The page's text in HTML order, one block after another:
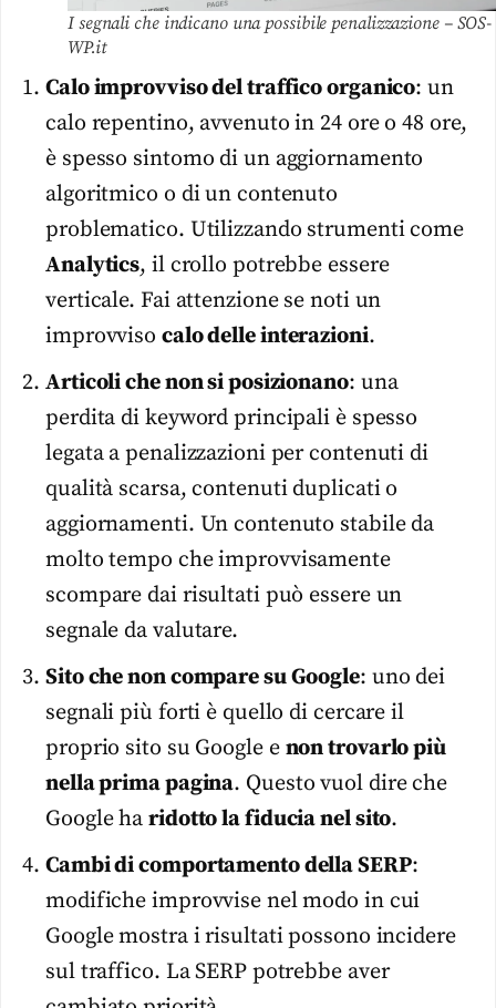
I segnali che indicano una possibile penalizzazione – SOS-
WP.it
Calo improvviso del traffico organico: un
calo repentino, avvenuto in 24 ore o 48 ore,
è spesso sintomo di un aggiornamento
algoritmico o di un contenuto
problematico. Utilizzando strumenti come
Analytics, il crollo potrebbe essere
verticale. Fai attenzione se noti un
improvviso calo delle interazioni.
Articoli che non si posizionano: una
perdita di keyword principali è spesso
legata a penalizzazioni per contenuti di
qualità scarsa, contenuti duplicati o
aggiornamenti. Un contenuto stabile da
molto tempo che improvvisamente
scompare dai risultati può essere un
segnale da valutare.
Sito che non compare su Google: uno dei
segnali più forti è quello di cercare il
proprio sito su Google e non trovarlo più
nella prima pagina. Questo vuol dire che
Google haridotto la fiducia nel sito.
Cambi di comportamento della SERP:
modifiche improvvise nel modo in cui
Google mostra i risultati possono incidere
sul traffico. La SERP potrebbe aver